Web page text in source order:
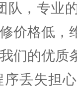
队，专业
价格低，
们的优质
丢失担